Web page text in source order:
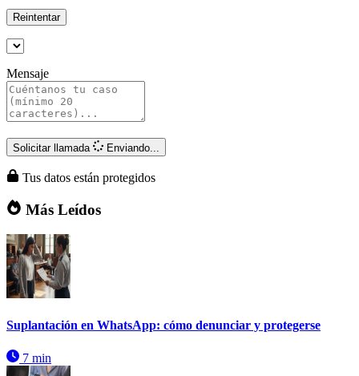
Reintentar
Mensaje
Solicitar llamada Enviando...
Tus datos están protegidos
Más Leídos
Suplantación en WhatsApp: cómo denunciar y protegerse
7 min